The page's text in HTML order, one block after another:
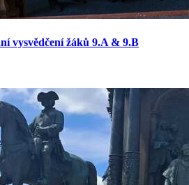
vysvědčení žáků 9.A & 9.B